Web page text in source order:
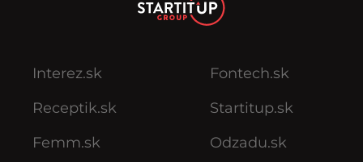
Interez.sk
Receptik.sk
Femm.sk
Fontech.sk
Startitup.sk
Odzadu.sk